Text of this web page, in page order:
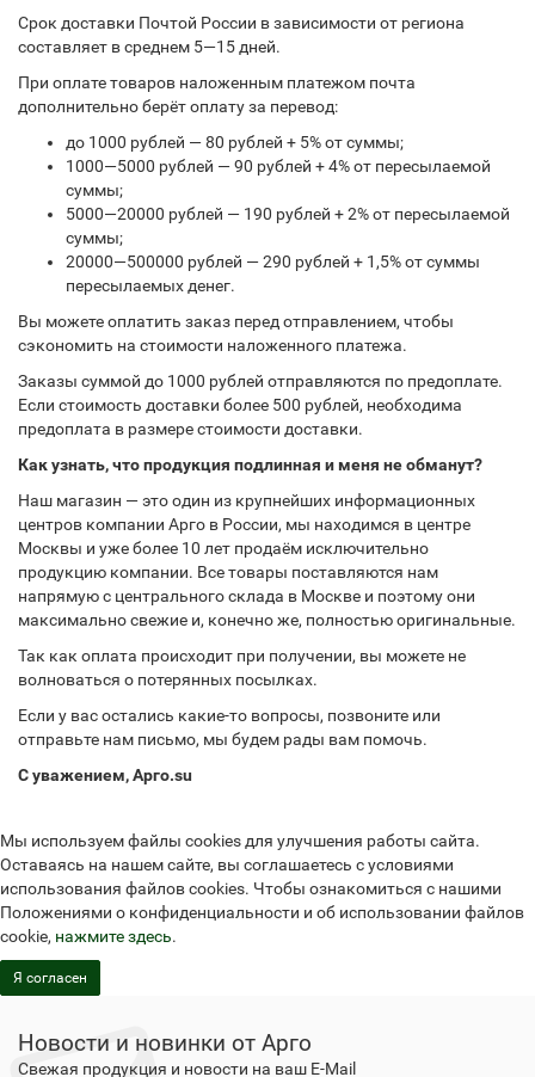
Срок доставки Почтой России в зависимости от региона
составляет в среднем 5—15 дней.
При оплате товаров наложенным платежом почта
дополнительно берёт оплату за перевод:
до 1000 рублей — 80 рублей + 5% от суммы;
1000—5000 рублей — 90 рублей + 4% от пересылаемой
суммы;
5000—20000 рублей — 190 рублей + 2% от пересылаемой
суммы;
20000—500000 рублей — 290 рублей + 1,5% от суммы
пересылаемых денег.
Вы можете оплатить заказ перед отправлением, чтобы
сэкономить на стоимости наложенного платежа.
Заказы суммой до 1000 рублей отправляются по предоплате.
Если стоимость доставки более 500 рублей, необходима
предоплата в размере стоимости доставки.
Как узнать, что продукция подлинная и меня не обманут?
Наш магазин — это один из крупнейших информационных
центров компании Арго в России, мы находимся в центре
Москвы и уже более 10 лет продаём исключительно
продукцию компании. Все товары поставляются нам
напрямую с центрального склада в Москве и поэтому они
максимально свежие и, конечно же, полностью оригинальные.
Так как оплата происходит при получении, вы можете не
волноваться о потерянных посылках.
Если у вас остались какие-то вопросы, позвоните или
отправьте нам письмо, мы будем рады вам помочь.
С уважением, Арго.su
Мы используем файлы cookies для улучшения работы сайта.
Оставаясь на нашем сайте, вы соглашаетесь с условиями
использования файлов cookies. Чтобы ознакомиться с нашими
Положениями о конфиденциальности и об использовании файлов
cookie, нажмите здесь.
Я согласен
Новости и новинки от Арго
Свежая продукция и новости на ваш E-Mail